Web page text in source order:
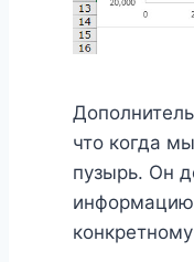
что когда
пузырь. Он